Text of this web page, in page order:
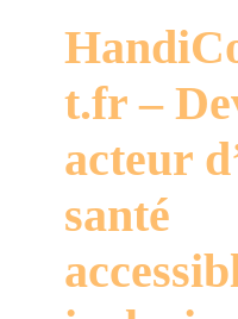
t.fr –
acteur
santé